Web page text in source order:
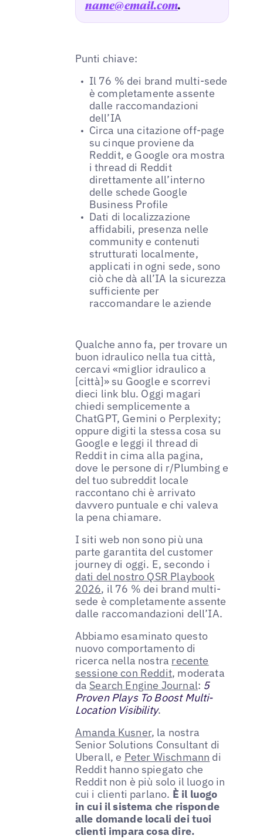
name@email.com.
Punti chiave:
Il 76 % dei brand multi-sede
è completamente assente
dalle raccomandazioni
dell’IA
Circa una citazione off-page
su cinque proviene da
Reddit, e Google ora mostra
i thread di Reddit
direttamente all’interno
delle schede Google
Business Profile
Dati di localizzazione
affidabili, presenza nelle
community e contenuti
strutturati localmente,
applicati in ogni sede, sono
ciò che dà all’IA la sicurezza
sufficiente per
raccomandare le aziende
Qualche anno fa, per trovare un
buon idraulico nella tua città,
cercavi «miglior idraulico a
[città]» su Google e scorrevi
dieci link blu. Oggi magari
chiedi semplicemente a
ChatGPT, Gemini o Perplexity;
oppure digiti la stessa cosa su
Google e leggi il thread di
Reddit in cima alla pagina,
dove le persone di r/Plumbing e
del tuo subreddit locale
raccontano chi è arrivato
davvero puntuale e chi valeva
la pena chiamare.
I siti web non sono più una
parte garantita del customer
journey di oggi. E, secondo i
dati del nostro QSR Playbook
2026, il 76 % dei brand multi-
sede è completamente assente
dalle raccomandazioni dell’IA.
Abbiamo esaminato questo
nuovo comportamento di
ricerca nella nostra recente
sessione con Reddit, moderata
da Search Engine Journal: 5
Proven Plays To Boost Multi-
Location Visibility.
Amanda Kusner, la nostra
Senior Solutions Consultant di
Uberall, e Peter Wischmann di
Reddit hanno spiegato che
Reddit non è più solo il luogo in
cui i clienti parlano. È il luogo
in cui il sistema che risponde
alle domande locali dei tuoi
clienti impara cosa dire.